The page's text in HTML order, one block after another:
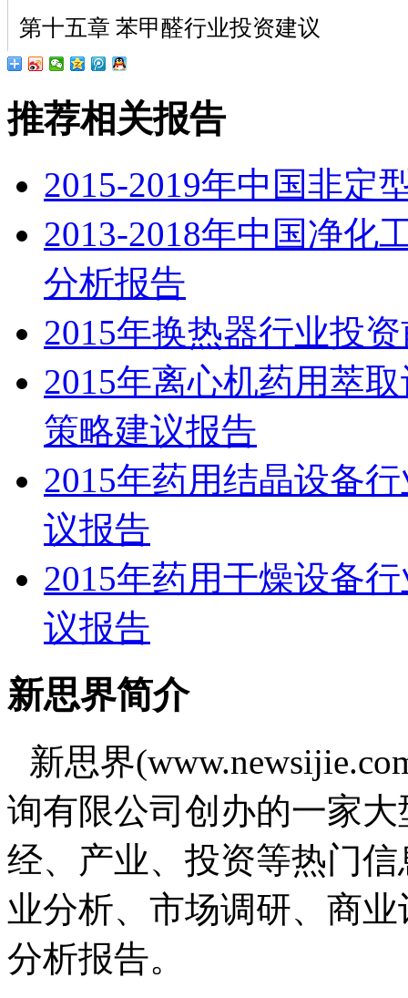
第十五章 苯甲醛行业投资建议
推荐相关报告
2015-2019年中国非定
2013-2018年中国净化
分析报告
2015年换热器行业投
2015年离心机药用萃
策略建议报告
2015年药用结晶设备
议报告
2015年药用干燥设备
议报告
新思界简介
新思界
询有限公司创办的一家
经、产业、投资等热门
业分析、市场调研、商
分析报告。